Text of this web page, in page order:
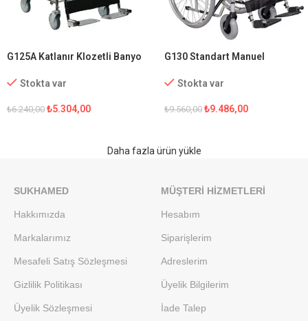
G125A Katlanır Klozetli Banyo
Stokta var
₺6.240,00 ₺5.304,00
G130 Standart Manuel
Stokta var
₺9.560,00 ₺9.486,00
Daha fazla ürün yükle
SUKHAMED
Hakkımızda
Markalarımız
Mesafeli Satış Sözleşmesi
Gizlilik Politikası
Üyelik Sözleşmesi
MÜŞTERI HIZMETLERI
Hesabım
Siparişlerim
Adreslerim
Üyelik Bilgilerim
İade Talep